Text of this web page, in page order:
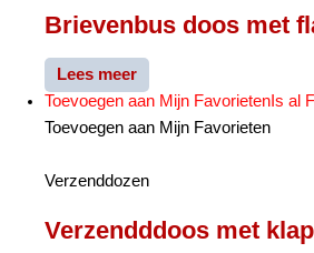
Brievenbus doos met
Lees meer
Toevoegen aan Mijn Favorieten Is al
Toevoegen aan Mijn Favorieten
Verzenddozen
Verzendddoos met